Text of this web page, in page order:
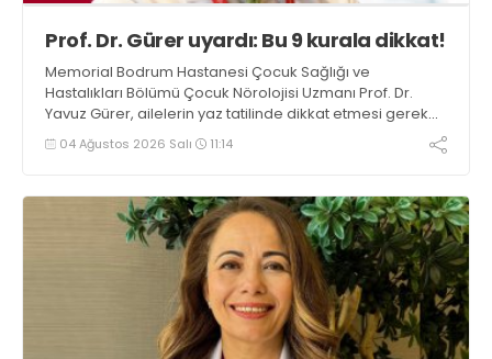
Prof. Dr. Gürer uyardı: Bu 9 kurala dikkat!
Memorial Bodrum Hastanesi Çocuk Sağlığı ve
Hastalıkları Bölümü Çocuk Nörolojisi Uzmanı Prof. Dr.
Yavuz Gürer, ailelerin yaz tatilinde dikkat etmesi gereken
önemli noktalar hakkında bilgi verdi
04 Ağustos 2026 Salı 11:14